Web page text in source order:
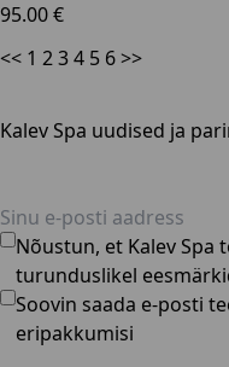
95.00 €
<< 1 234 5 6>>
Kalev Spa uudised ja
Nõustun, et Kalev
turunduslikel
Soovin saada e-posti
eripakkumisi